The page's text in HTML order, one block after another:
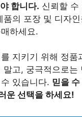
합니다. 신뢰할 수
품의 포장 및 디자
하세요.
지키기 위해 정품
말고, 궁극적으로는
있습니다. 믿을 수
운 선택을 하세요!